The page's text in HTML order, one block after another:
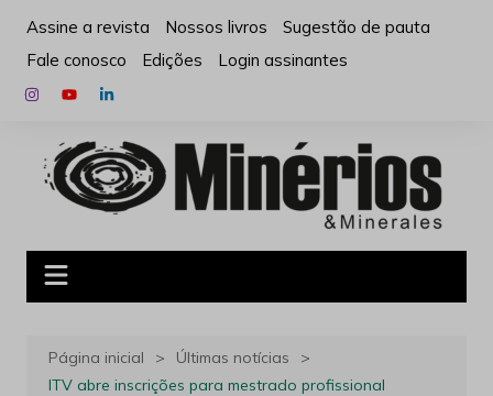
para
conteúdo
Assine a revista Nossos livros
Sugestão de pauta
Fale conosco
Edições Login assinantes
Página inicial
Últimas notícias
ITV abre inscrições para mestrado profissional